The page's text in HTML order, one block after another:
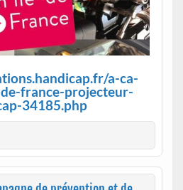
a-ca-
france-projecteur-
34185.php